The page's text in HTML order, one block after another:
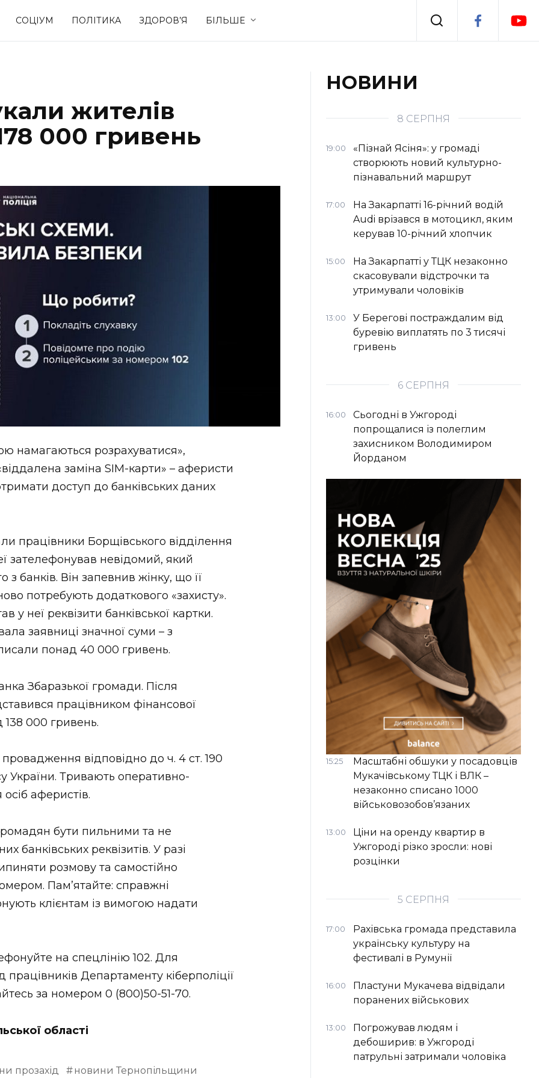
СОЦІУМ ПОЛІТИКА ЗДОРОВ’Я БІЛЬШЕ
Події
Спорт
жителів
000 гривень
намагаються розрахуватися»,
заміна SIM-карти» – аферисти
доступ до банківських даних
працівники Борщівського відділення
зателефонував невідомий, який
банків. Він запевнив жінку, що її
потребують додаткового «захисту».
неї реквізити банківської картки.
заявниці значної суми – з
понад 40 000 гривень.
Збаразької громади. Після
працівником фінансової
138 000 гривень.
провадження відповідно до ч. 4 ст. 190
України. Тривають оперативно-
аферистів.
бути пильними та не
банківських реквізитів. У разі
розмову та самостійно
Пам’ятайте: справжні
клієнтам із вимогою надати
на спецлінію 102. Для
Департаменту кіберполіції
за номером 0 (800)50-51-70.
області
прозахід
новини Тернопільщини
НОВИНИ
8 СЕРПНЯ
19:00
«Пізнай Ясіня»: у громаді
створюють новий культурно-
пізнавальний маршрут
17:00
На Закарпатті 16-річний водій
Audi врізався в мотоцикл, яким
керував 10-річний хлопчик
15:00
На Закарпатті у ТЦК незаконно
скасовували відстрочки та
утримували чоловіків
13:00
У Берегові постраждалим від
буревію виплатять по 3 тисячі
гривень
6 СЕРПНЯ
16:00
Сьогодні в Ужгороді
попрощалися із полеглим
захисником Володимиром
Йорданом
15:25
Масштабні обшуки у посадовців
Мукачівському ТЦК і ВЛК –
незаконно списано 1000
військовозобов’язаних
13:00
Ціни на оренду квартир в
Ужгороді різко зросли: нові
розцінки
5 СЕРПНЯ
17:00
Рахівська громада представила
українську культуру на
фестивалі в Румунії
16:00
Пластуни Мукачева відвідали
поранених військових
13:00
Погрожував людям і
дебоширив: в Ужгороді
патрульні затримали чоловіка